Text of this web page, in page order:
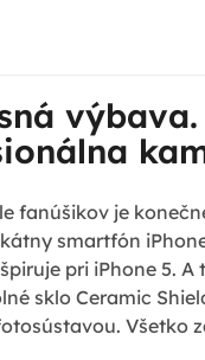
výbava.
fanúšikov je
smartfón
pri iPhone 5. A
sklo Ceramic
Všetko